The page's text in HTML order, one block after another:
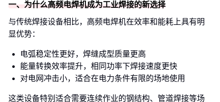
一、为什么高频电焊机成为工业焊接的新选择
与传统焊接设备相比，高频电焊机在效率和能耗上具有明
显优势：
电弧稳定性更好，焊缝成型质量更高
能量转换效率提升，相同功率下焊接速度更快
对电网冲击小，适合在电力条件有限的场地使用
这类设备特别适合需要连续作业的钢结构、管道焊接等场